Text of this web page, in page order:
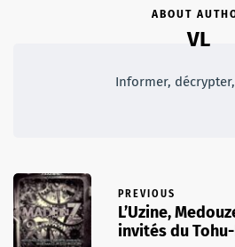
ABOUT
VL
Informer,
PREVIOUS
L’Uzine,
invités du